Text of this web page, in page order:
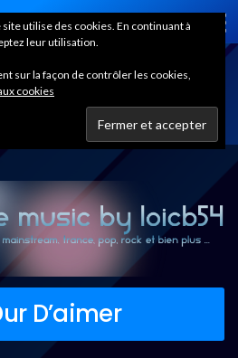
Home
D’aimer
utilise des cookies. En continuant à
leur utilisation.
sur la façon de contrôler les cookies,
cookies